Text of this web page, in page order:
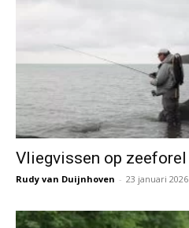
Vliegvissen op zeeforel
Rudy van Duijnhoven - 23 januari 2026